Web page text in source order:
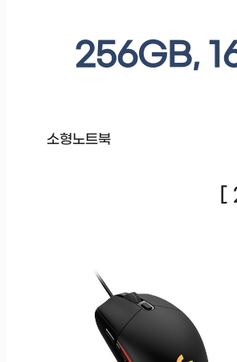
256GB,
소형노트북
[